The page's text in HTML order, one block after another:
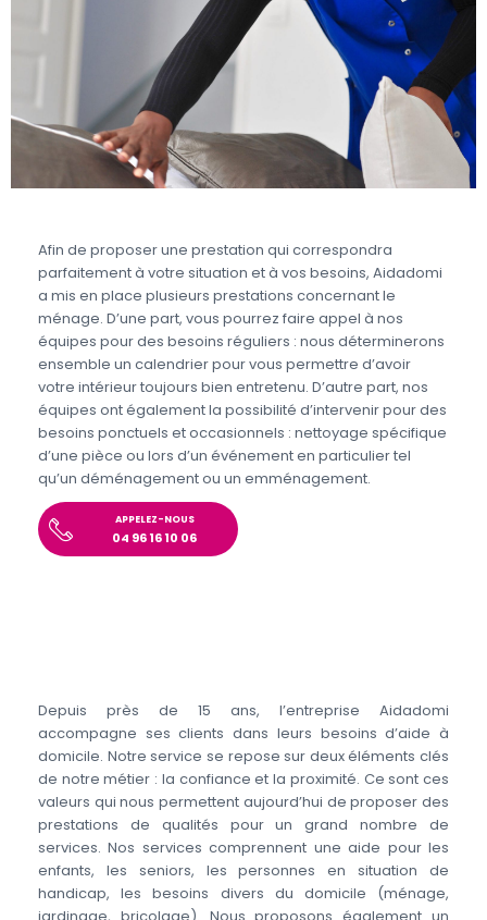
Afin de proposer une prestation qui correspondra
parfaitement à votre situation et à vos besoins, Aidadomi
a mis en place plusieurs prestations concernant le
ménage. D’une part, vous pourrez faire appel à nos
équipes pour des besoins réguliers : nous déterminerons
ensemble un calendrier pour vous permettre d’avoir
votre intérieur toujours bien entretenu. D’autre part, nos
équipes ont également la possibilité d’intervenir pour des
besoins ponctuels et occasionnels : nettoyage spécifique
d’une pièce ou lors d’un événement en particulier tel
qu’un déménagement ou un emménagement.
APPELEZ-NOUS
04 96 16 10 06
Depuis près de 15 ans, l’entreprise Aidadomi
accompagne ses clients dans leurs besoins d’aide à
domicile. Notre service se repose sur deux éléments clés
de notre métier : la confiance et la proximité. Ce sont ces
valeurs qui nous permettent aujourd’hui de proposer des
prestations de qualités pour un grand nombre de
services. Nos services comprennent une aide pour les
enfants, les seniors, les personnes en situation de
handicap, les besoins divers du domicile (ménage,